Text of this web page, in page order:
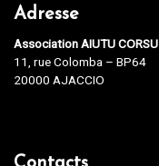
Adresse
Association AIUTU CORSU
11, rue Colomba – BP64
20000 AJACCIO